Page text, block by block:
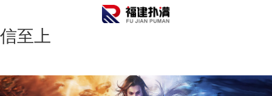
金年会|金年会·jinnian(金字招牌)诚
信至上